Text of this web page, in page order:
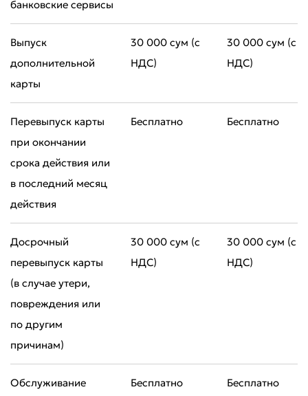
банковские сервисы
Выпуск
дополнительной
карты
30 000 сум (с
НДС)
30 000 сум (с
НДС)
Перевыпуск карты
при окончании
срока действия или
в последний месяц
действия
Бесплатно Бесплатно
Досрочный
перевыпуск карты
(в случае утери,
повреждения или
по другим
причинам)
30 000 сум (с
НДС)
30 000 сум (с
НДС)
Обслуживание
Бесплатно Бесплатно